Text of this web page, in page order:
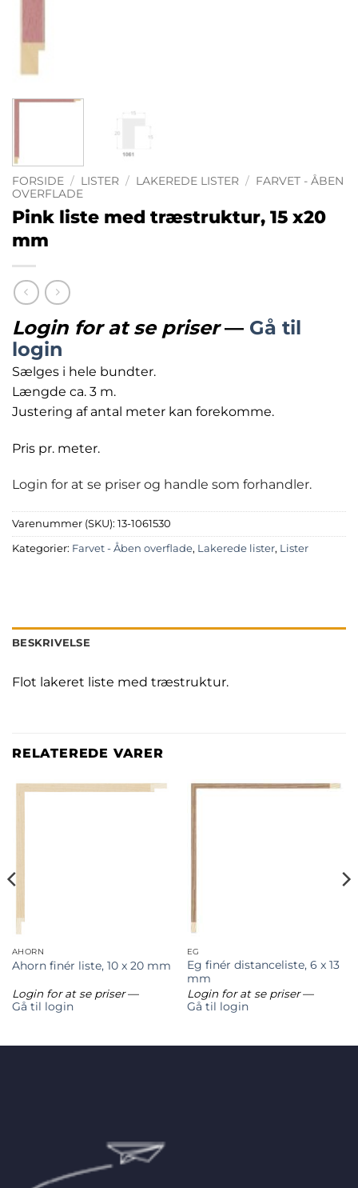
FORSIDE / LISTER / LAKEREDE LISTER / FARVET - ÅBEN
OVERFLADE
Pink liste med træstruktur, 15 x20
mm
Login for at se priser— Gå til
login
Sælges i hele bundter.
Længde ca. 3 m.
Justering af antal meter kan forekomme.
Pris pr. meter.
Login for at se priser og handle som forhandler.
Varenummer (SKU): 13-1061530
Kategorier: Farvet - Åben overflade, Lakerede lister, Lister
BESKRIVELSE
Flot lakeret liste med træstruktur.
RELATEREDE VARER
AHORN
Ahorn finér liste, 10 x 20 mm
Login for at se priser—
Gå til login
EG
Eg finér distanceliste, 6 x 13
mm
Login for at se priser—
Gå til login